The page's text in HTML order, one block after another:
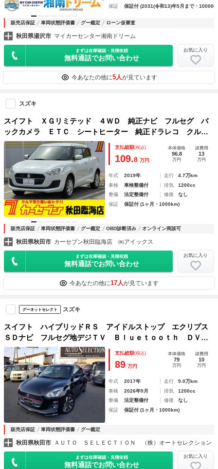
保証
保証付 (2031(令和13)年5月まで・
販売店保証 車両状態評価書 グー鑑定 ローン仮審査
秋田県湯沢市 マイカーセンター湘南ドリーム
まずは在庫確認・見積依頼
無料通話でお問い合わせ
お気に入り
今あなたの他に5人が見ています
スズキ
スイフト ＸＧリミテッド ４ＷＤ 純正ナビ フルセグ バ
ックカメラ ＥＴＣ シートヒーター 純正ドラレコ クルー
ズコントロール オートエアコン キーレス スズキセーフテ
ィー スマートキー
支払総額(税込)
109.8 万円
本体価格
96.8
万円
諸費用
13
万円
年式 2019年 走行
4.7万km
車検
車検整備付 排気
1200cc
整備
法定整備付 修復
なし
保証
保証付 (1ヶ月・1000km)
販売店保証 車両状態評価書 グー鑑定 OBD診断済み オンライン商談可
秋田県秋田市 カーセブン秋田臨海店 ㈱アイックス
まずは在庫確認・見積依頼
無料通話でお問い合わせ
お気に入り
今あなたの他に17人が見ています
グーネットセレクト スズキ
スイフト ハイブリッドＲＳ アイドルストップ エクリプス
ＳＤナビ フルセグ地デジＴＶ Ｂｌｕｅｔｏｏｔｈ ＤＶＤ
再生可 バックカメラ シートヒーター パドルシフト ＥＴ
Ｃ キーフリー プッシュスタート ＬＥＤヘッドライト
支払総額(税込)
89 万円
本体価格
79
万円
諸費用
10
万円
年式 2017年 走行
9.0万km
車検
2026年9月 排気
1200cc
整備
法定整備付 修復
なし
保証
保証付 (1ヶ月・1000km)
販売店保証 車両状態評価書 グー鑑定
秋田県秋田市 ＡＵＴＯ ＳＥＬＥＣＴＩＯＮ （株）オートセレクション
まずは在庫確認・見積依頼
無料通話でお問い合わせ
お気に入り